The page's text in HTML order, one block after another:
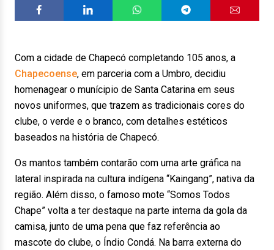
Com a cidade de Chapecó completando 105 anos, a
Chapecoense, em parceria com a Umbro, decidiu
homenagear o munícipio de Santa Catarina em seus
novos uniformes, que trazem as tradicionais cores do
clube, o verde e o branco, com detalhes estéticos
baseados na história de Chapecó.
Os mantos também contarão com uma arte gráfica na
lateral inspirada na cultura indígena “Kaingang”, nativa da
região. Além disso, o famoso mote “Somos Todos
Chape” volta a ter destaque na parte interna da gola da
camisa, junto de uma pena que faz referência ao
mascote do clube, o Índio Condá. Na barra externa do